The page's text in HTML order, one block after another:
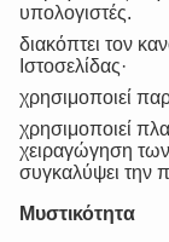
υπολογιστές.
διακόπτει τον
Ιστοσελίδας·
χρησιμοποιεί
χρησιμοποιεί
χειραγώγηση
συγκαλύψει την
Μυστικότητα